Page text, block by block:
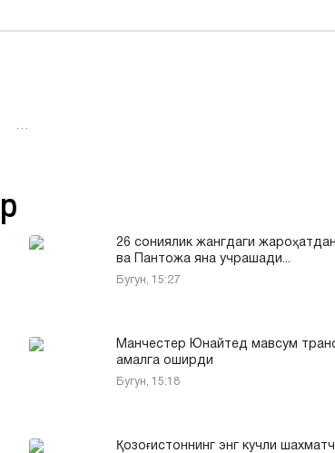
…
26 сониялик жангдаги
ва Пантожа яна учрашади...
Бугун, 15:27
Манчестер Юнайтед мавсум
амалга оширди
Бугун, 15:18
Қозоғистоннинг энг кучли